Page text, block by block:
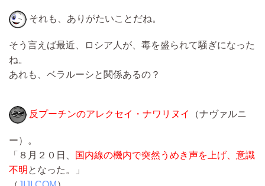
それも、ありがたいことだね。
そう言えば最近、ロシア人が、毒を盛られて騒ぎになった
ね。
あれも、ベラルーシと関係あるの？
反プーチンのアレクセイ・ナワリヌイ （ナヴァルニ
ー）。
「８月２０日、
国内線の機内で突然うめき声を上げ、意識
不明 となった。」